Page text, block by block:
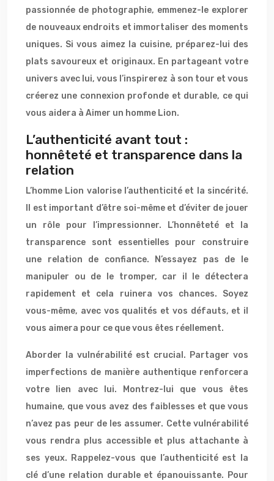
passionnée de photographie, emmenez-le explorer
de nouveaux endroits et immortaliser des moments
uniques. Si vous aimez la cuisine, préparez-lui des
plats savoureux et originaux. En partageant votre
univers avec lui, vous l’inspirerez à son tour et vous
créerez une connexion profonde et durable, ce qui
vous aidera à Aimer un homme Lion.
L’authenticité avant tout :
honnêteté et transparence dans la
relation
L’homme Lion valorise l’authenticité et la sincérité.
Il est important d’être soi-même et d’éviter de jouer
un rôle pour l’impressionner. L’honnêteté et la
transparence sont essentielles pour construire
une relation de confiance. N’essayez pas de le
manipuler ou de le tromper, car il le détectera
rapidement et cela ruinera vos chances. Soyez
vous-même, avec vos qualités et vos défauts, et il
vous aimera pour ce que vous êtes réellement.
Aborder la vulnérabilité est crucial. Partager vos
imperfections de manière authentique renforcera
votre lien avec lui. Montrez-lui que vous êtes
humaine, que vous avez des faiblesses et que vous
n’avez pas peur de les assumer. Cette vulnérabilité
vous rendra plus accessible et plus attachante à
ses yeux. Rappelez-vous que l’authenticité est la
clé d’une relation durable et épanouissante. Pour